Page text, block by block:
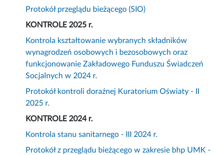
Protokół przeglądu bieżącego (SIO)
KONTROLE 2025 r.
Kontrola kształtowanie wybranych składników
wynagrodzeń osobowych i bezosobowych oraz
funkcjonowanie Zakładowego Funduszu Świadczeń
Socjalnych w 2024 r.
Protokół kontroli doraźnej Kuratorium Oświaty - II
2025 r.
KONTROLE 2024 r.
Kontrola stanu sanitarnego - III 2024 r.
Protokół z przeglądu bieżącego w zakresie bhp UMK -